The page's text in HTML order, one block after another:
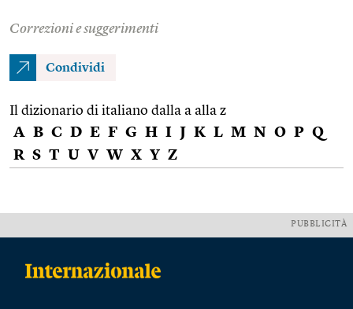
Correzioni e suggerimenti
Condividi
Il dizionario di italiano dalla a alla z
A B C D E F G H I J K L M N O P Q
R S T U V W X Y Z
PUBBLICITÀ